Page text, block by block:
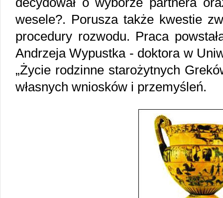
wesele?. Porusza także kwestie
procedury rozwodu. Praca
Andrzeja Wypustka - doktora w
„Życie rodzinne starożytnych
własnych wniosków i przemyśleń.